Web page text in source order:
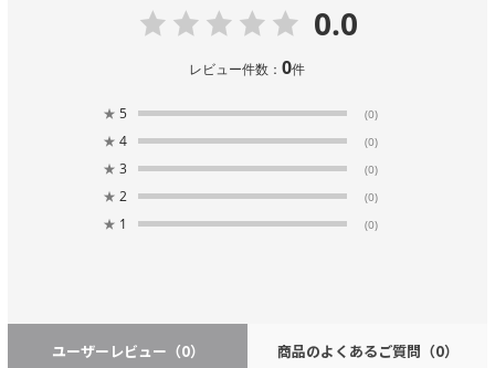
0.0
レビュー件数：0件
★ 5 (0)
★ 4 (0)
★ 3 (0)
★ 2 (0)
★ 1 (0)
ユーザーレビュー （0） 商品のよくあるご質問 （0）